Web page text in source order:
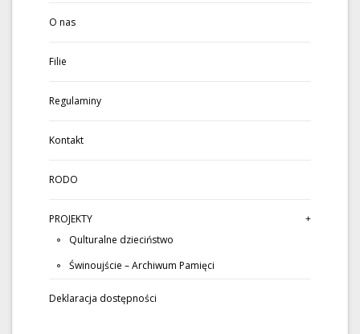
O nas
Filie
Regulaminy
Kontakt
RODO
PROJEKTY
Qulturalne dzieciństwo
Świnoujście – Archiwum Pamięci
Deklaracja dostępności